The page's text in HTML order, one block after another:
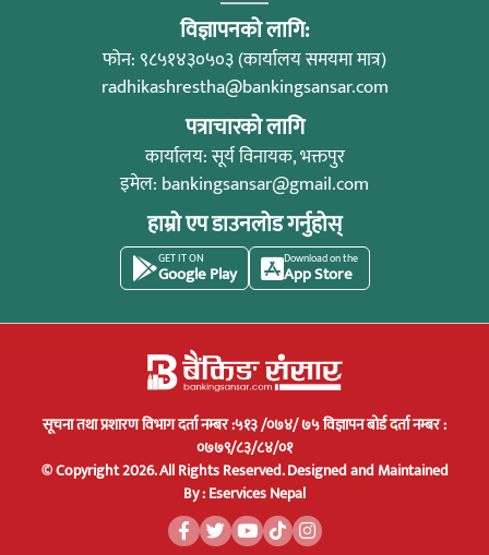
विज्ञापनको लागि:
फोन: ९८५१४३०५०३ (कार्यालय समयमा मात्र)
radhikashrestha@bankingsansar.com
पत्राचारको लागि
कार्यालय: सूर्य विनायक, भक्तपुर
इमेल: bankingsansar@gmail.com
हाम्रो एप डाउनलोड गर्नुहोस्
GET IT ON
Google Play
Download on the
App Store
सूचना तथा प्रशारण विभाग दर्ता नम्बर :५१३ /०७४/ ७५ विज्ञापन बोर्ड दर्ता नम्बर :
०७७९/८३/८४/०१
© Copyright 2026. All Rights Reserved.Designed and Maintained
By :Eservices Nepal